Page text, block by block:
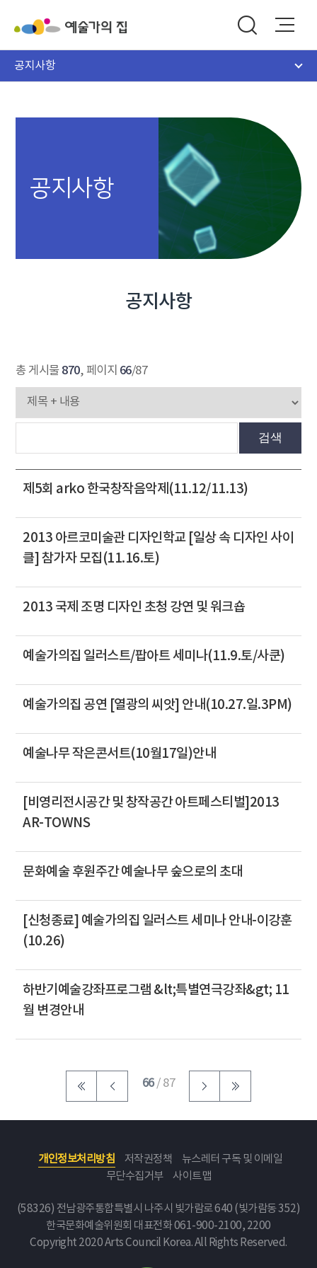
공지사항
공지사항
공지사항
총 게시물 870, 페이지 66/87
검색
제5회 arko 한국창작음악제(11.12/11.13)
2013 아르코미술관 디자인학교 [일상 속 디자인 사이
클] 참가자 모집(11.16.토)
2013 국제 조명 디자인 초청 강연 및 워크숍
예술가의집 일러스트/팝아트 세미나(11.9.토/사쿤)
예술가의집 공연 [열광의 씨앗] 안내(10.27.일.3PM)
예술나무 작은콘서트(10월17일)안내
[비영리전시공간 및 창작공간 아트페스티벌]2013
AR-TOWNS
문화예술 후원주간 예술나무 숲으로의 초대
[신청종료] 예술가의집 일러스트 세미나 안내-이강훈
(10.26)
하반기예술강좌프로그램 &lt;특별연극강좌&gt; 11
월 변경안내
66/ 87
개인정보처리방침 저작권정책
뉴스레터 구독 및 이메일
무단수집거부
사이트맵
(58326) 전남광주통합특별시 나주시 빛가람로 640 (빛가람동 352)
한국문화예술위원회 대표전화 061-900-2100, 2200
Copyright 2020 Arts Council Korea. All Rights Reserved.